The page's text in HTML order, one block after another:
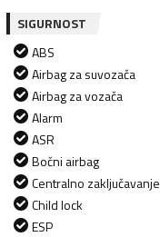
SIGURNOST
ABS
Airbag za suvozača
Airbag za vozača
Alarm
ASR
Bočni airbag
Centralno zaključavanje
Child lock
ESP